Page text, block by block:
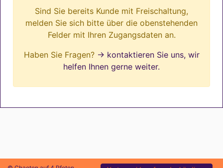
Sind Sie bereits Kunde mit Freischaltung,
melden Sie sich bitte über die obenstehenden
Felder mit Ihren Zugangsdaten an.
Haben Sie Fragen? → kontaktieren Sie uns, wir
helfen Ihnen gerne weiter.